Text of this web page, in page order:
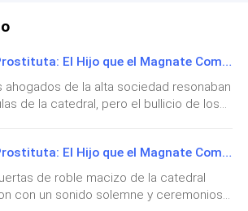
y siguió caminando. Ser una
ni pagaba la farmacia. Odiaba
las luces de neón del club, pero era
cómo manejar a los hombres, cómo
mientras les hacía creer que
El Secreto de la Prostituta: El Hijo que el Magnate Compró Capítulo 189
ahogados de la alta sociedad resonaban
de la catedral, pero el bullicio de los
en el ojo de la tormenta que
desatado, Alessandro y Emma
atrapados en el silencio
propia realidad. El juez de paz, con las
El Secreto de la Prostituta: El Hijo que el Magnate Compró Capítulo 188
de roble macizo de la catedral
con un sonido solemne y ceremonioso